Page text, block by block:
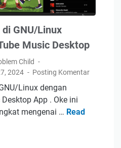
GNU/Linux
Music Desktop
Child
2024
Posting Komentar
Linux dengan
App . Oke ini
mengenai … Read